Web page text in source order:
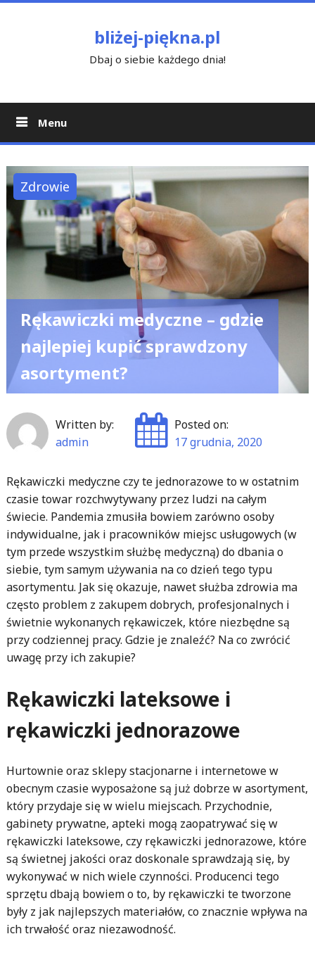
bliżej-piękna.pl
Dbaj o siebie każdego dnia!
Menu
Zdrowie
Rękawiczki medyczne – gdzie
najlepiej kupić sprawdzony
asortyment?
Written by:
admin
Posted on:
17 grudnia, 2020
Rękawiczki medyczne czy te jednorazowe to w ostatnim
czasie towar rozchwytywany przez ludzi na całym
świecie. Pandemia zmusiła bowiem zarówno osoby
indywidualne, jak i pracowników miejsc usługowych (w
tym przede wszystkim służbę medyczną) do dbania o
siebie, tym samym używania na co dzień tego typu
asortymentu. Jak się okazuje, nawet służba zdrowia ma
często problem z zakupem dobrych, profesjonalnych i
świetnie wykonanych rękawiczek, które niezbędne są
przy codziennej pracy. Gdzie je znaleźć? Na co zwrócić
uwagę przy ich zakupie?
Rękawiczki lateksowe i
rękawiczki jednorazowe
Hurtownie oraz sklepy stacjonarne i internetowe w
obecnym czasie wyposażone są już dobrze w asortyment,
który przydaje się w wielu miejscach. Przychodnie,
gabinety prywatne, apteki mogą zaopatrywać się w
rękawiczki lateksowe, czy rękawiczki jednorazowe, które
są świetnej jakości oraz doskonale sprawdzają się, by
wykonywać w nich wiele czynności. Producenci tego
sprzętu dbają bowiem o to, by rękawiczki te tworzone
były z jak najlepszych materiałów, co znacznie wpływa na
ich trwałość oraz niezawodność.